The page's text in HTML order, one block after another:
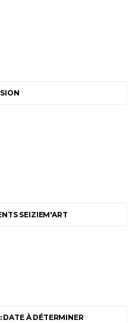
SEIZIEM'ART
DATE À DÉTERMINER